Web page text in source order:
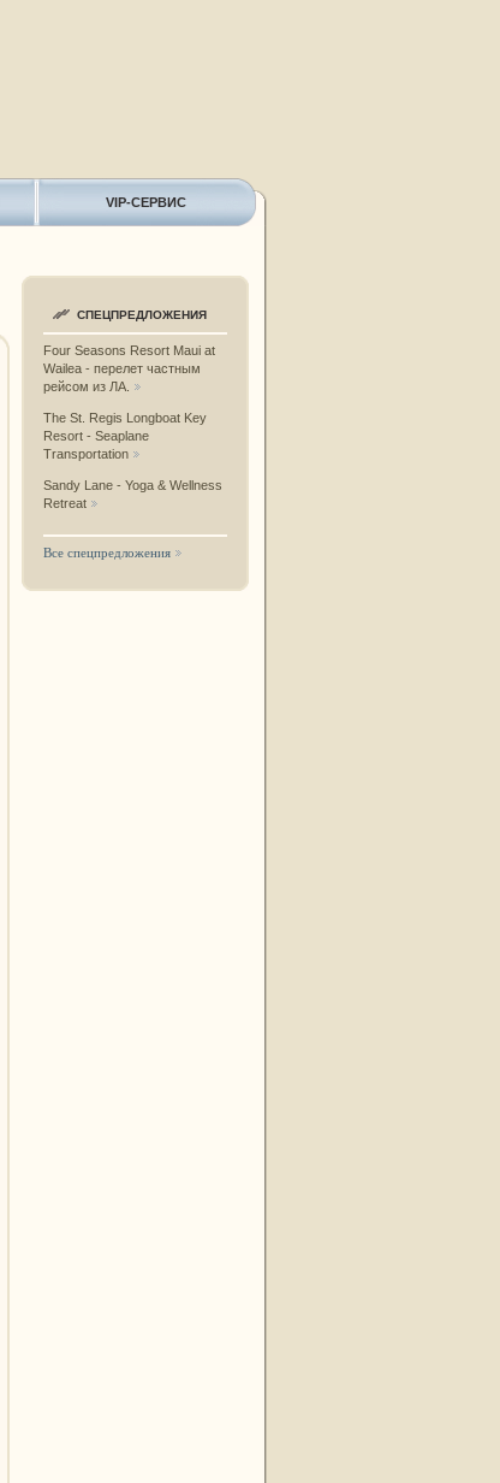
VIP-СЕРВИС
СПЕЦПРЕДЛОЖЕНИЯ
Four Seasons Resort Maui at
Wailea - перелет частным
рейсом из ЛА.
The St. Regis Longboat Key
Resort - Seaplane
Transportation
Sandy Lane - Yoga & Wellness
Retreat
Все спецпредложения